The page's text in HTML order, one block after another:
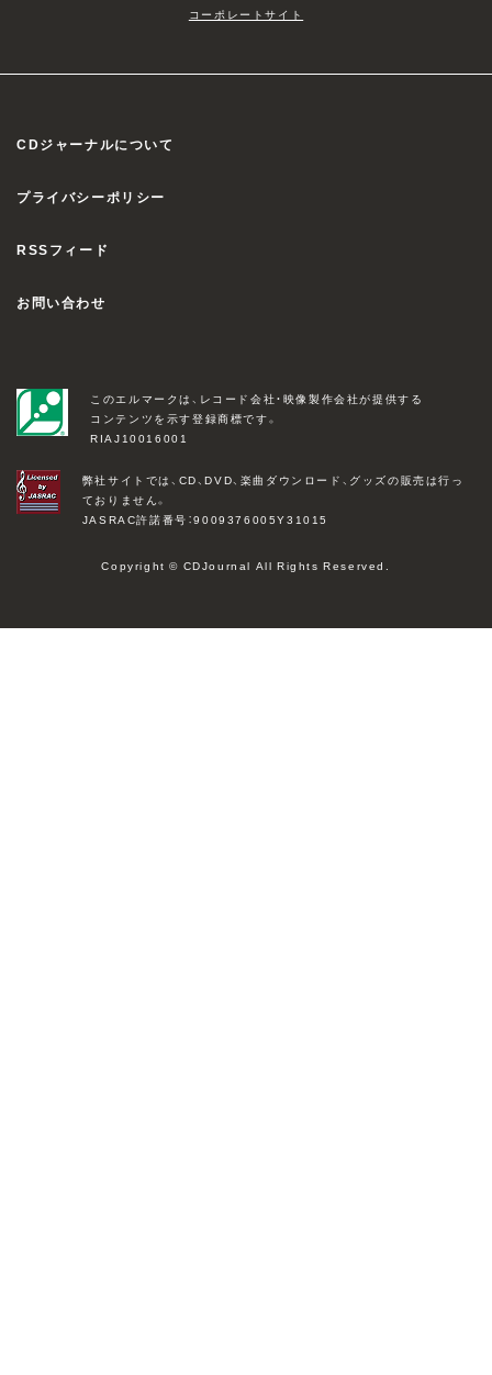
コーポレートサイト
CDジャーナルについて
プライバシーポリシー
RSSフィード
お問い合わせ
このエルマークは、レコード会社・映像製作会社が提供する
コンテンツを示す登録商標です。
RIAJ10016001
弊社サイトでは、CD、DVD、楽曲ダウンロード、グッズの販売は行っ
ておりません。
JASRAC許諾番号：9009376005Y31015
Copyright © CDJournal All Rights Reserved.